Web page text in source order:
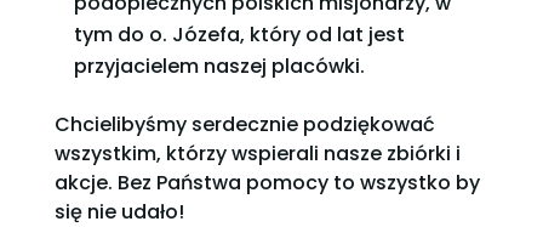
tym do o. Józefa, który od lat jest
przyjacielem naszej placówki.
Chcielibyśmy serdecznie podziękować
wszystkim, którzy wspierali nasze zbiórki i
akcje. Bez Państwa pomocy to wszystko by
się nie udało!